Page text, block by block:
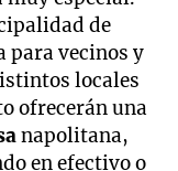
de
para vecinos y
locales
ofrecerán una
napolitana,
en efectivo o